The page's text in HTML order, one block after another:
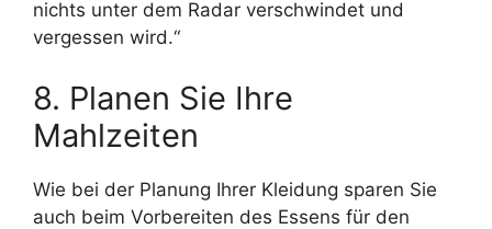
nichts unter dem Radar verschwindet und
vergessen wird.“
8. Planen Sie Ihre
Mahlzeiten
Wie bei der Planung Ihrer Kleidung sparen Sie
auch beim Vorbereiten des Essens für den